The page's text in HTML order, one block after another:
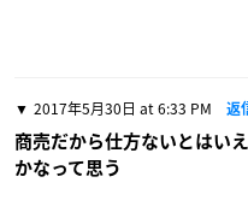
2017年5月30日 at 6:33 PM 返
商売だから仕方ないとはい
かなって思う